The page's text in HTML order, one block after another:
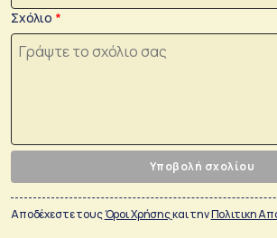
Σχόλιο
Υποβολή σχολίου
Αποδέχεστε τουςΌροι Χρήσηςκαι τηνΠολιτικη